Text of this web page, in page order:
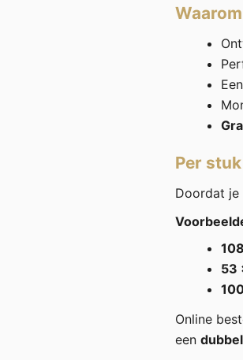
Per
Doordat je
53
Online
een